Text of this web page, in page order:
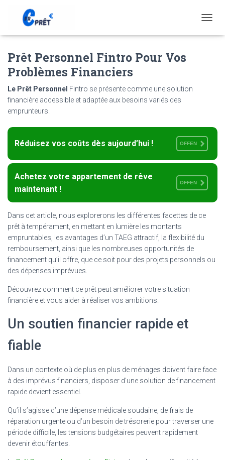
O
T
I
O
Prêt Personnel Fintro Pour Vos
Problèmes Financiers
Le Prêt Personnel Fintro se présente comme une solution
financière accessible et adaptée aux besoins variés des
emprunteurs.
Réduisez vos coûts dès aujourd’hui ! OFFEN
Achetez votre appartement de rêve
maintenant !
OFFEN
Dans cet article, nous explorerons les différentes facettes de ce
prêt à tempérament, en mettant en lumière les montants
empruntables, les avantages d’un TAEG attractif, la flexibilité du
remboursement, ainsi que les nombreuses opportunités de
financement qu’il offre, que ce soit pour des projets personnels ou
des dépenses imprévues.
Découvrez comment ce prêt peut améliorer votre situation
financière et vous aider à réaliser vos ambitions.
Un soutien financier rapide et
fiable
Dans un contexte où de plus en plus de ménages doivent faire face
à des imprévus financiers, disposer d’une solution de financement
rapide devient essentiel.
Qu’il s’agisse d’une dépense médicale soudaine, de frais de
réparation urgente ou d’un besoin de trésorerie pour traverser une
période difficile, les tensions budgétaires peuvent rapidement
devenir étouffantes.